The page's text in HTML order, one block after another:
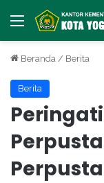
Menu
Beranda / Berita
Berita